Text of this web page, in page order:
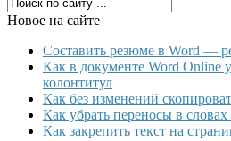
Новое на сайте
Составить резюме в Word —
Как в документе Word Online
колонтитул
Как без изменений
Как убрать переносы в
Как закрепить текст на